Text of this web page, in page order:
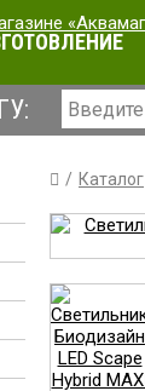
Каталог